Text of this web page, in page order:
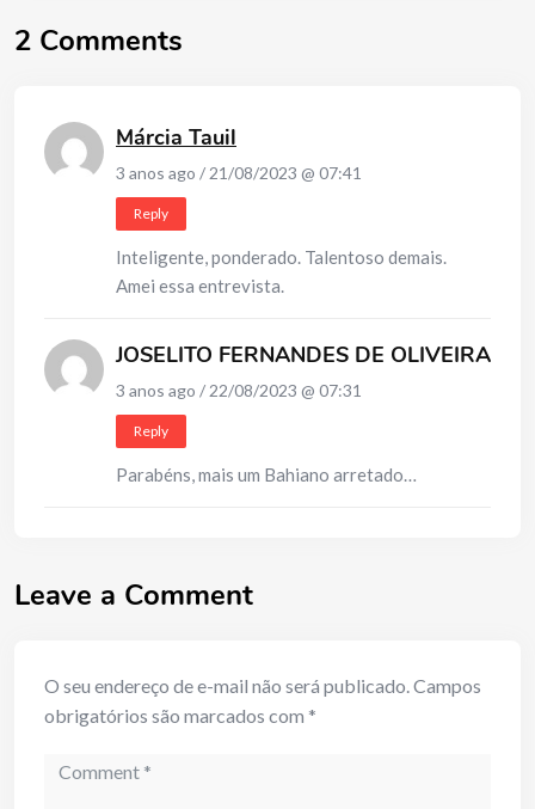
2 Comments
Márcia Tauil
3 anos ago / 21/08/2023 @ 07:41
Reply
Inteligente, ponderado. Talentoso demais.
Amei essa entrevista.
JOSELITO FERNANDES DE OLIVEIRA
3 anos ago / 22/08/2023 @ 07:31
Reply
Parabéns, mais um Bahiano arretado…
Leave a Comment
O seu endereço de e-mail não será publicado.Campos
obrigatórios são marcados com *
Comment